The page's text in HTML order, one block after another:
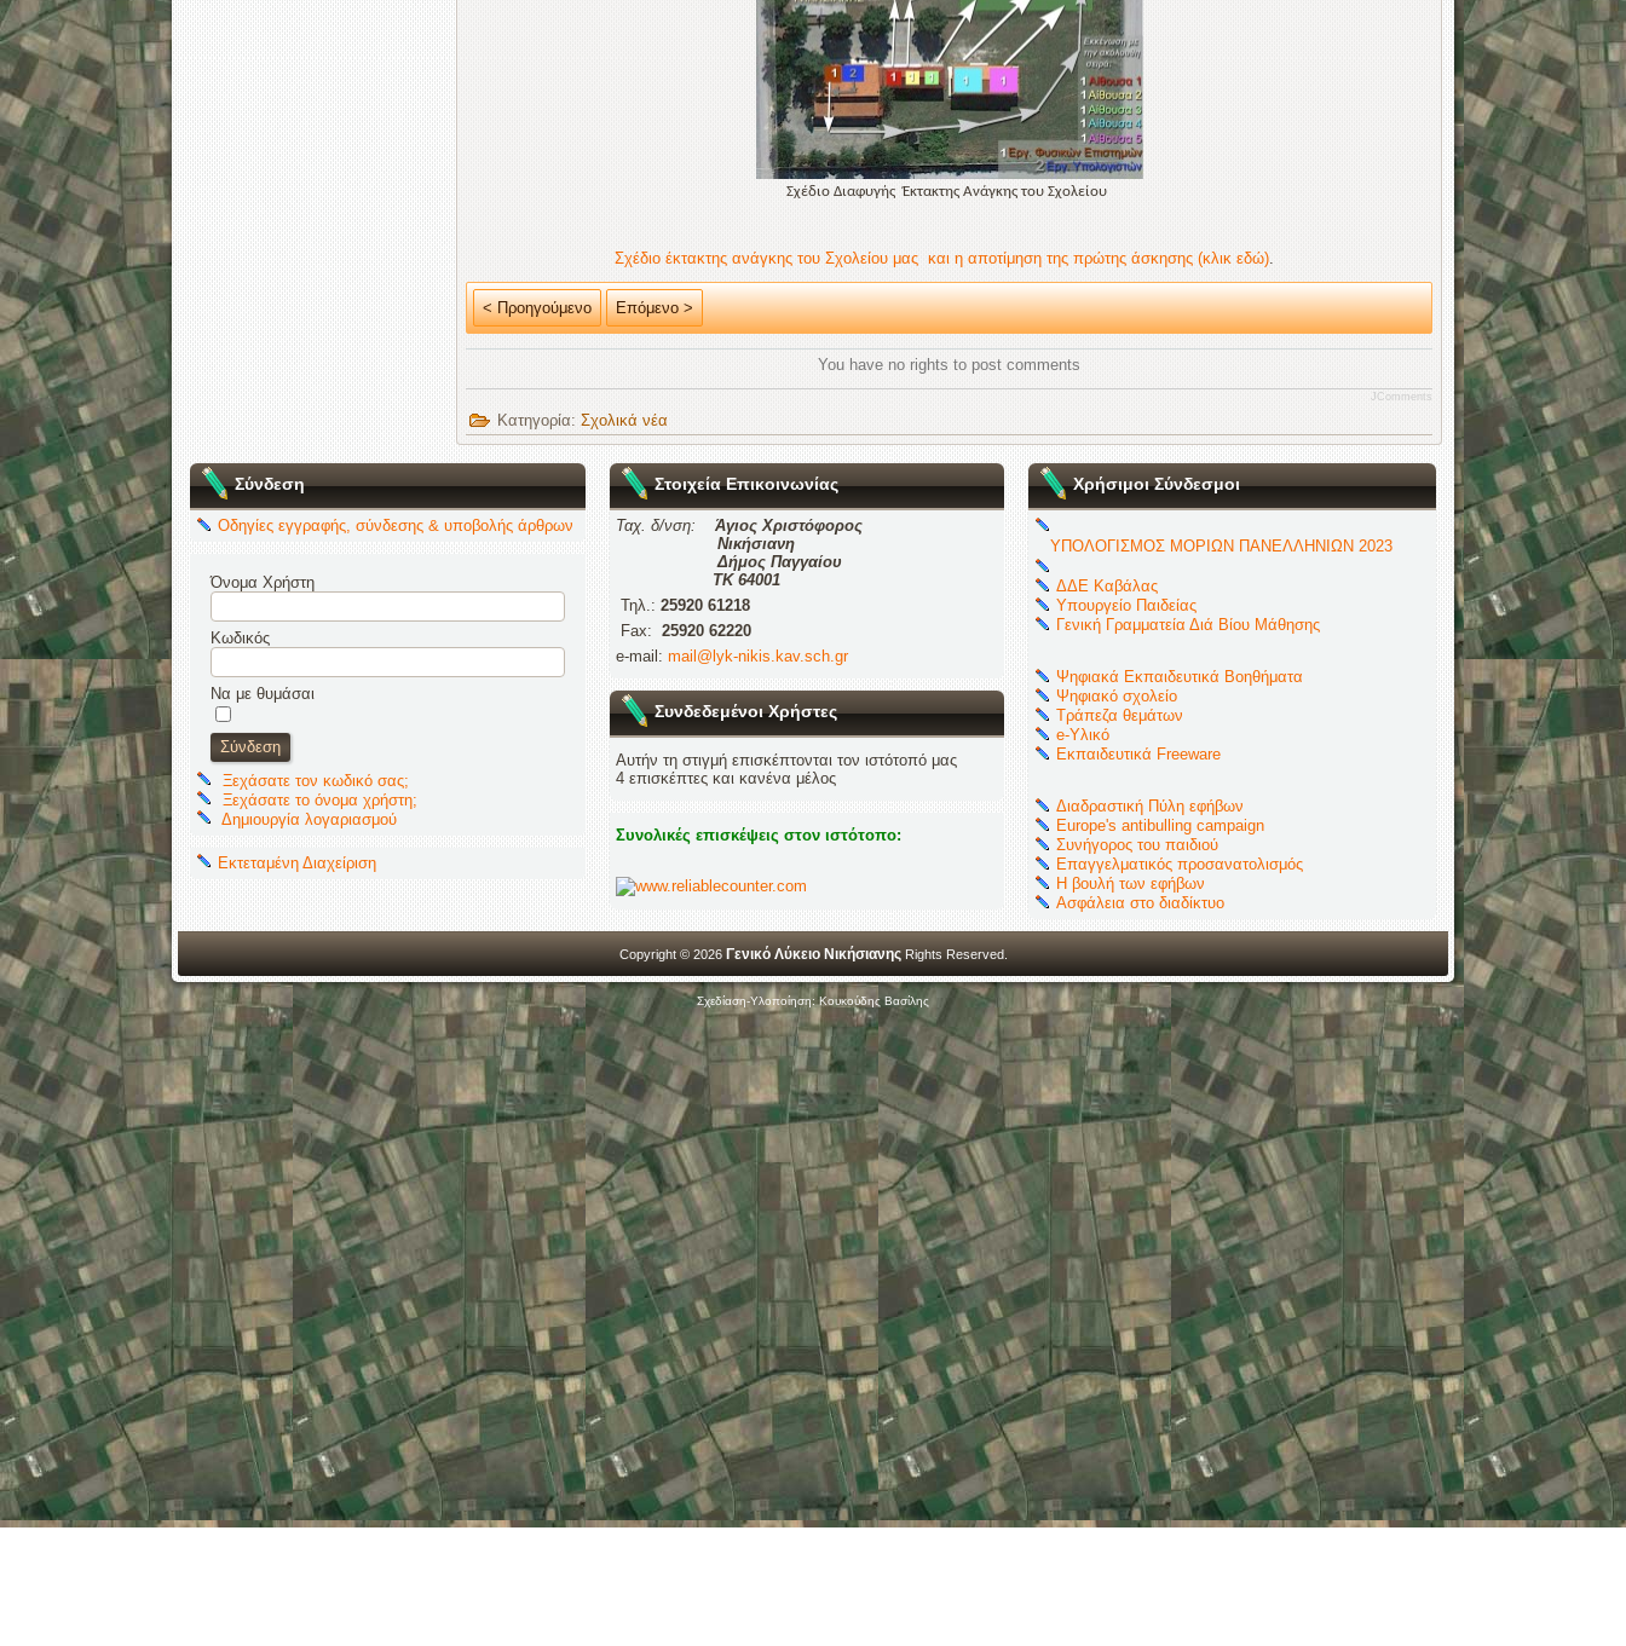
Σχέδιο Διαφυγής Έκτακτης Ανάγκης του Σχολείου
Σχέδιο έκτακτης ανάγκης του Σχολείου μας και η αποτίμηση της πρώτης άσκησης (κλικ εδώ).
< Προηγούμενο Επόμενο >
You have no rights to post comments
JComments
Κατηγορία: Σχολικά νέα
Σύνδεση
Οδηγίες εγγραφής, σύνδεσης & υποβολής άρθρων
Όνομα Χρήστη
Κωδικός
Να με θυμάσαι
Ξεχάσατε τον κωδικό σας;
Ξεχάσατε το όνομα χρήστη;
Δημιουργία λογαριασμού
Εκτεταμένη Διαχείριση
Στοιχεία Επικοινωνίας
Ταχ. δ/νση:
Άγιος Χριστόφορος
Νικήσιανη
Δήμος Παγγαίου
ΤΚ 64001
Τηλ.: 25920 61218
Fax: 25920 62220
e-mail: mail@lyk-nikis.kav.sch.gr
Συνδεδεμένοι Χρήστες
Αυτήν τη στιγμή επισκέπτονται τον ιστότοπό μας
4 επισκέπτες και κανένα μέλος
Συνολικές επισκέψεις στον ιστότοπο:
Χρήσιμοι Σύνδεσμοι
ΥΠΟΛΟΓΙΣΜΟΣ ΜΟΡΙΩΝ ΠΑΝΕΛΛΗΝΙΩΝ 2023
ΔΔΕ Καβάλας
Υπουργείο Παιδείας
Γενική Γραμματεία Διά Βίου Μάθησης
Ψηφιακά Εκπαιδευτικά Βοηθήματα
Ψηφιακό σχολείο
Τράπεζα θεμάτων
e-Υλικό
Εκπαιδευτικά Freeware
Διαδραστική Πύλη εφήβων
Europe's antibulling campaign
Συνήγορος του παιδιού
Επαγγελματικός προσανατολισμός
Η βουλή των εφήβων
Ασφάλεια στο διαδίκτυο
Copyright © 2026 Γενικό Λύκειο Νικήσιανης Rights Reserved.
Σχεδίαση-Υλοποίηση: Κουκούδης Βασίλης